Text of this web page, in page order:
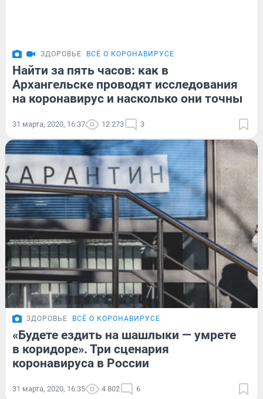
ЗДОРОВЬЕ ВСЁ О КОРОНАВИРУСЕ
Найти за пять часов: как в
Архангельске проводят исследования
на коронавирус и насколько они точны
31 марта, 2020, 16:37 12 273 3
ЗДОРОВЬЕ ВСЁ О КОРОНАВИРУСЕ
«Будете ездить на шашлыки — умрете
в коридоре». Три сценария
коронавируса в России
31 марта, 2020, 16:35 4 802 6